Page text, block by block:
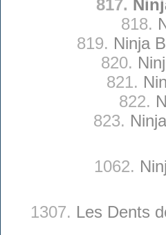
817.
818.
819. Ninja
820.
821.
822.
823.
1062.
1307. Les Dents